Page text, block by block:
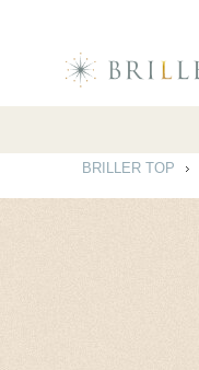
BRILLER TOP